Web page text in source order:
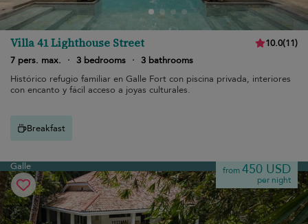
Villa 41 Lighthouse Street 10.0(11)
7 pers. max.
· 3 bedrooms · 3 bathrooms
Histórico refugio familiar en Galle Fort con piscina privada, interiores
con encanto y fácil acceso a joyas culturales.
Breakfast
Galle from450 USD
per night